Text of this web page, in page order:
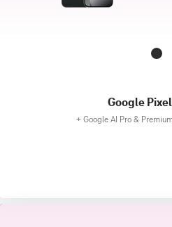
Google
+ Google AI Pro &